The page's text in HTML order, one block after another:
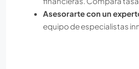
Asesorarte con un
equipo de especialistas